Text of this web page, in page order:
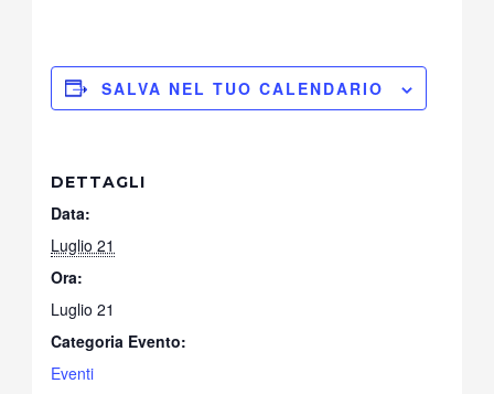
SALVA NEL TUO CALENDARIO
DETTAGLI
Data:
Luglio 21
Ora:
Luglio 21
Categoria Evento:
Eventi